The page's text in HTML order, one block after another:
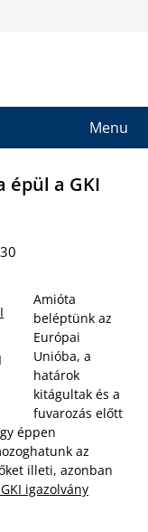
Menu
a GKI
Amióta
beléptünk az
Európai
Unióba, a
határok
kitágultak és a
fuvarozás előtt
éppen
az
illeti, azonban
igazolvány